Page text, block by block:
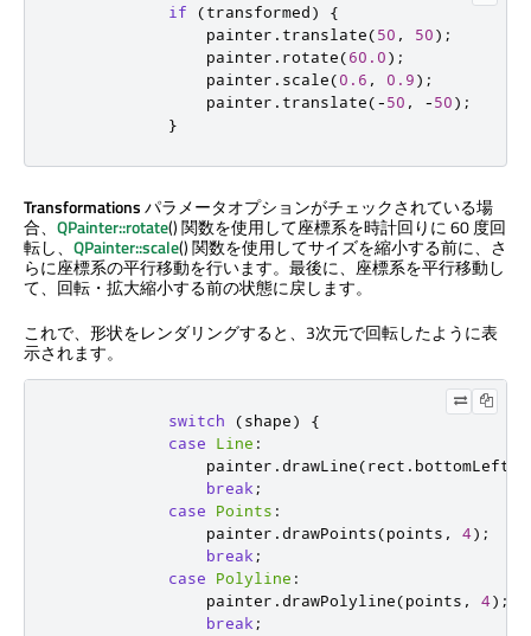
if (transformed)
{
                painter
. translate(50 , 50);
                painter
. rotate(60.0);
                painter
. scale(0.6 , 0.9);
                painter
. translate(-50 , -50);
}
Transformationsパラメータオプションがチェックされている場
合、 QPainter::rotate() 関数を使用して座標系を時計回りに 60 度回
転し、 QPainter::scale() 関数を使用してサイズを縮小する前に、さ
らに座標系の平行移動を行います。最後に、座標系を平行移動し
て、回転・拡大縮小する前の状態に戻します。
これで、形状をレンダリングすると、3次元で回転したように表
示されます。
switch (shape)
{
case
Line :
                painter
. drawLine(rect . bottomLeft
break ;
case
Points :
                painter
. drawPoints(points , 4);
break ;
case
Polyline :
                painter
. drawPolyline(points , 4);
break ;